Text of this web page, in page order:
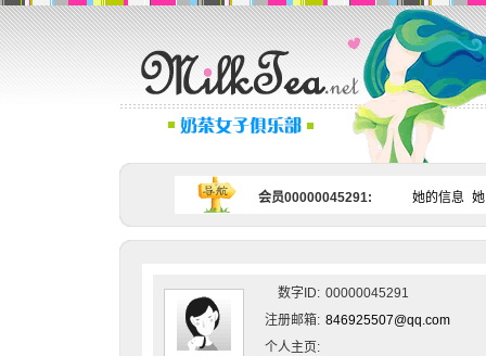
会员00000045291: 她的信息
数字ID: 00000045291
注册邮箱: 846925507@qq.com
个人主页: